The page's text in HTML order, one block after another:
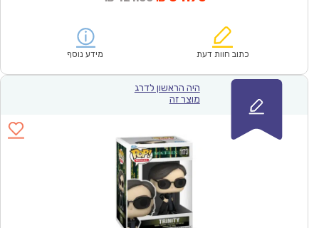
₪121.00.
הוא:
כתוב חוות דעת מידע נוסף
היה הראשון לדרג
מוצר זה